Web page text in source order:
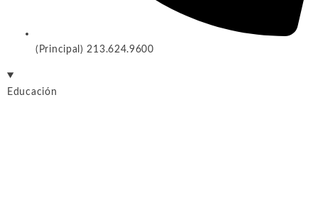
(Principal) 213.624.9600
Educación